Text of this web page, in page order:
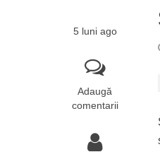
5 luni ago
Adaugă
comentarii